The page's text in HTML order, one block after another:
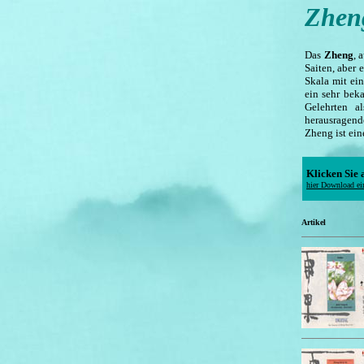
Das Zheng,
Saiten, aber
Skala mit
ein sehr
Gelehrten
Zheng ist
Klicken Sie
hier Download
Artikel